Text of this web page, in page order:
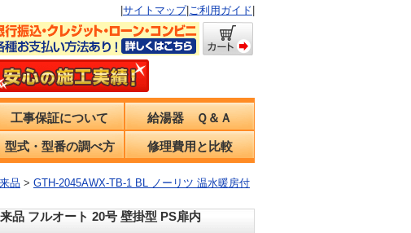
サイトマップ| ご利用ガイド
工事保証について 給湯器 Ｑ＆Ａ
型式・型番の調べ方 修理費用と比較
品 > GTH-2045AWX-TB-1 BL ノーリツ 温水暖房付
品 フルオート 20号 壁掛型 PS扉内